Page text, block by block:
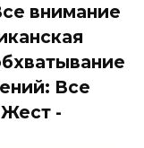
внимание
Все
-